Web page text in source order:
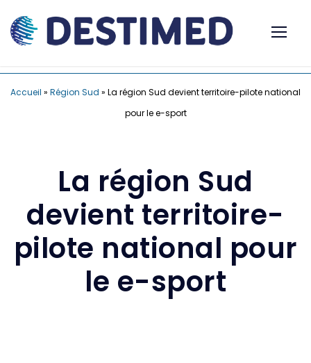
Accueil » Région Sud » La région Sud devient territoire-pilote national
pour le e-sport
La région Sud
devient territoire-
pilote national pour
le e-sport